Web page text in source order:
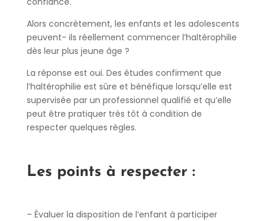
Alors concrètement, les enfants et les adolescents
peuvent- ils réellement commencer l’haltérophilie
dès leur plus jeune âge ?
La réponse est oui. Des études confirment que
l’haltérophilie est sûre et bénéfique lorsqu’elle est
supervisée par un professionnel qualifié et qu’elle
peut être pratiquer très tôt à condition de
respecter quelques règles.
Les points à respecter :
– Évaluer la disposition de l’enfant à participer